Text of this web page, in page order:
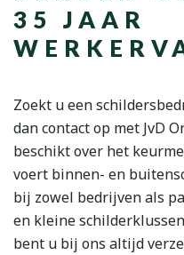
35 JAAR
Zoekt u een
dan contact op met JvD
beschikt over het
voert binnen- en
bij zowel bedrijven als
en kleine
bent u bij ons altijd